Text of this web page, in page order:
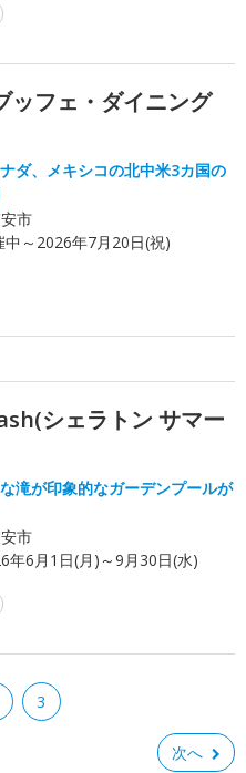
ッフェ・ダイニング
ダ、メキシコの北中米3カ国の
市
中～2026年7月20日(祝)
シェラトン サマー
滝が印象的なガーデンプールが
市
年6月1日(月)～9月30日(水)
3
次へ